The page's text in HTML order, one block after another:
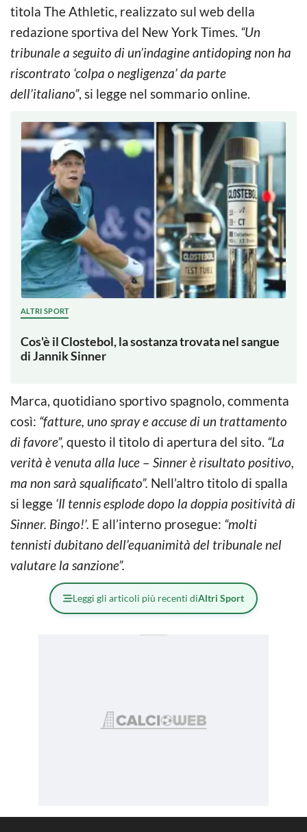
titola The Athletic, realizzato sul web della
redazione sportiva del New York Times. “Un
tribunale a seguito di un’indagine antidoping non ha
riscontrato ‘colpa o negligenza’ da parte
dell’italiano”, si legge nel sommario online.
ALTRI SPORT
Cos'è il Clostebol, la sostanza trovata nel sangue
di Jannik Sinner
Marca, quotidiano sportivo spagnolo, commenta
così: “fatture, uno spray e accuse di un trattamento
di favore”, questo il titolo di apertura del sito. “La
verità è venuta alla luce – Sinner è risultato positivo,
ma non sarà squalificato”. Nell’altro titolo di spalla
si legge ‘Il tennis esplode dopo la doppia positività di
Sinner. Bingo!’. E all’interno prosegue: “molti
tennisti dubitano dell’equanimità del tribunale nel
valutare la sanzione”.
Leggi gli articoli più recenti diAltri Sport